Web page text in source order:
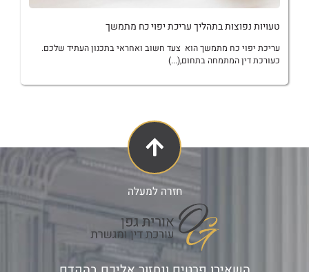
טעויות נפוצות בתהליך עריכת יפוי כח מתמשך
עריכת יפוי כח מתמשך הוא צעד חשוב ואחראי בתכנון העתיד שלכם‏.‏
כעורכת דין המתמחה בתחום‏,‏(...)
חזרה למעלה